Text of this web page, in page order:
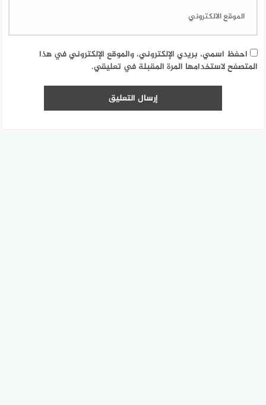
احفظ اسمي، بريدي الإلكتروني، والموقع الإلكتروني في هذا
المتصفح لاستخدامها المرة المقبلة في تعليقي.